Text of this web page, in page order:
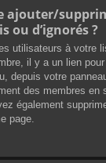
ajouter/
ou d’ignorés ?
utilisateurs à votre
il y a un lien
depuis votre
des membres en
également
page.